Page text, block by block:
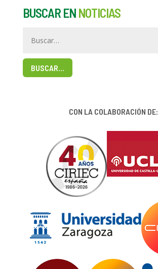
BUSCAR EN NOTICIAS
BUSCAR…
CON LA COLABORACIÓN DE: